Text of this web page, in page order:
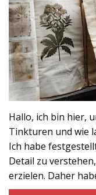
Hallo, ich bin hier,
Tinkturen und wie
Ich habe
Detail zu
erzielen. Daher
euch dabei zu